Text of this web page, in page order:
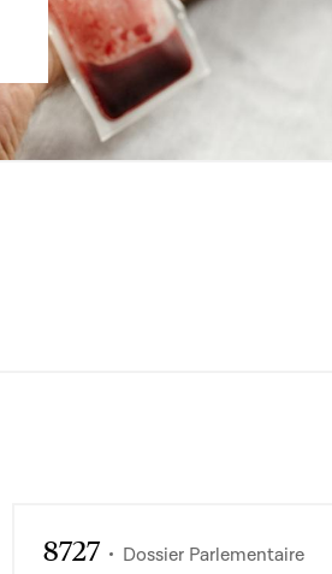
8727 Dossier Parlementaire